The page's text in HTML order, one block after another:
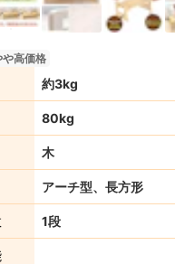
や高価格
約3kg
80kg
木
アーチ型、長方形
1段